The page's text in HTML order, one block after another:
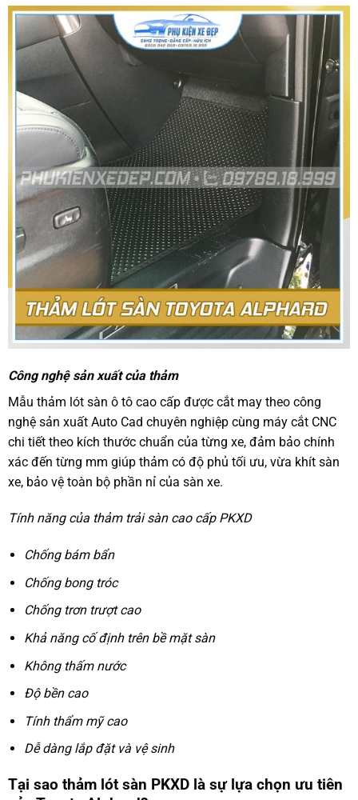
Công nghệ sản xuất của thảm
Mẫu thảm lót sàn ô tô cao cấp được cắt may theo công
nghệ sản xuất Auto Cad chuyên nghiệp cùng máy cắt CNC
chi tiết theo kích thước chuẩn của từng xe, đảm bảo chính
xác đến từng mm giúp thảm có độ phủ tối ưu, vừa khít sàn
xe, bảo vệ toàn bộ phần nỉ của sàn xe.
Tính năng của thảm trải sàn cao cấp PKXD
Chống bám bẩn
Chống bong tróc
Chống trơn trượt cao
Khả năng cố định trên bề mặt sàn
Không thấm nước
Độ bền cao
Tính thẩm mỹ cao
Dễ dàng lắp đặt và vệ sinh
Tại sao thảm lót sàn PKXD là sự lựa chọn ưu tiên